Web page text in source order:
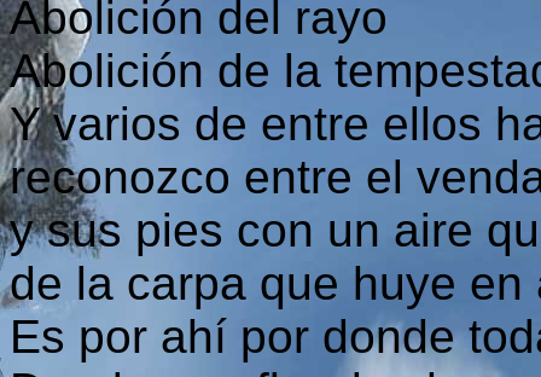
Abolición del rayo
Abolición de la
Y varios de entre ellos
reconozco entre el
y sus pies con un aire
de la carpa que huye en
Es por ahí por donde